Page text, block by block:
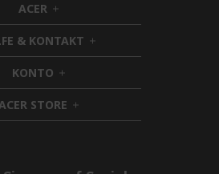
ACER h
i
d
d
e
n
& KONTAKT h
i
d
n
KONTO h
i
d
d
STORE h
i